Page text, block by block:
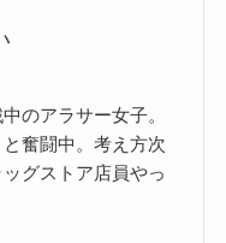
のアラサー女子。
奮闘中。考え方次
グストア店員やっ